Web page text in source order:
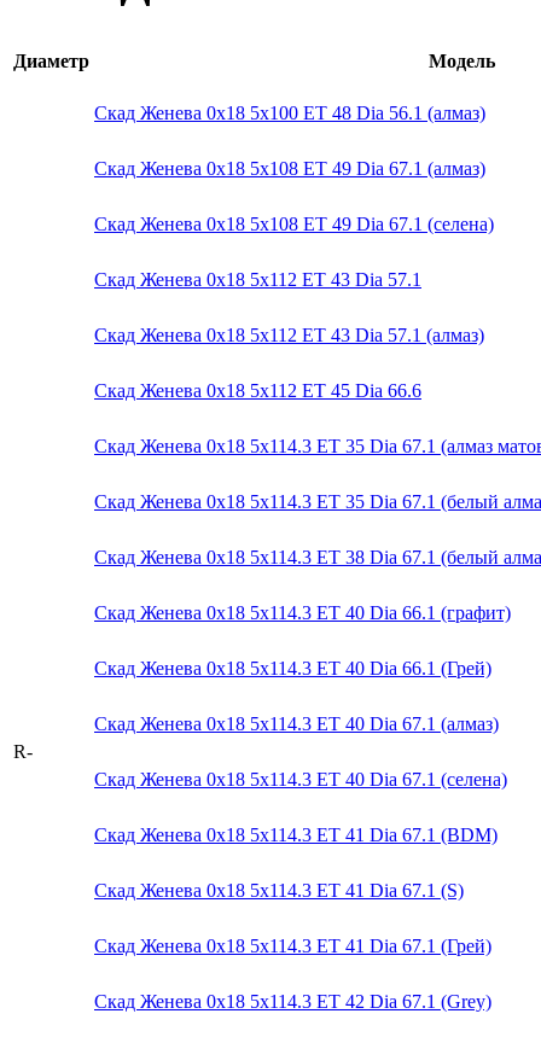
Диаметр Модель
R-
Скад Женева 0x18 5x100 ET 48 Dia 56.1 (алмаз)
Скад Женева 0x18 5x108 ET 49 Dia 67.1 (алмаз)
Скад Женева 0x18 5x108 ET 49 Dia 67.1 (селена)
Скад Женева 0x18 5x112 ET 43 Dia 57.1
Скад Женева 0x18 5x112 ET 43 Dia 57.1 (алмаз)
Скад Женева 0x18 5x112 ET 45 Dia 66.6
Скад Женева 0x18 5x114.3 ET 35 Dia 67.1 (алмаз
Скад Женева 0x18 5x114.3 ET 35 Dia 67.1 (белый
Скад Женева 0x18 5x114.3 ET 38 Dia 67.1 (белый
Скад Женева 0x18 5x114.3 ET 40 Dia 66.1 (графит)
Скад Женева 0x18 5x114.3 ET 40 Dia 66.1 (Грей)
Скад Женева 0x18 5x114.3 ET 40 Dia 67.1 (алмаз)
Скад Женева 0x18 5x114.3 ET 40 Dia 67.1 (селена)
Скад Женева 0x18 5x114.3 ET 41 Dia 67.1 (BDM)
Скад Женева 0x18 5x114.3 ET 41 Dia 67.1 (S)
Скад Женева 0x18 5x114.3 ET 41 Dia 67.1 (Грей)
Скад Женева 0x18 5x114.3 ET 42 Dia 67.1 (Grey)